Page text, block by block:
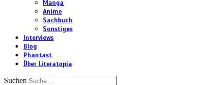
Manga
Anime
Sachbuch
Sonstiges
Interviews
Blog
Phantast
Über Literatopia
Suchen